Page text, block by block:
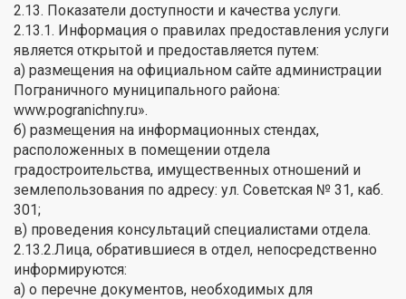
2.13. Показатели доступности и качества услуги.
2.13.1. Информация о правилах предоставления услуги
является открытой и предоставляется путем:
а) размещения на официальном сайте администрации
Пограничного муниципального района:
www.pogranichny.ru».
б) размещения на информационных стендах,
расположенных в помещении отдела
градостроительства, имущественных отношений и
землепользования по адресу: ул. Советская № 31, каб.
301;
в) проведения консультаций специалистами отдела.
2.13.2.Лица, обратившиеся в отдел, непосредственно
информируются:
а) о перечне документов, необходимых для